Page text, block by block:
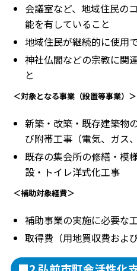
会議室など、地域住民の
能を有していること
地域住民が継続的に使用
神社仏閣などの宗教に関
と
＜対象となる事業（設置等事業）＞
新築・改築・既存建築物
び附帯工事（電気、ガス
既存の集会所の修繕・模
設・トイレ洋式化工事
＜補助対象経費＞
補助事業の実施に必要な
取得費（用地買収費およ